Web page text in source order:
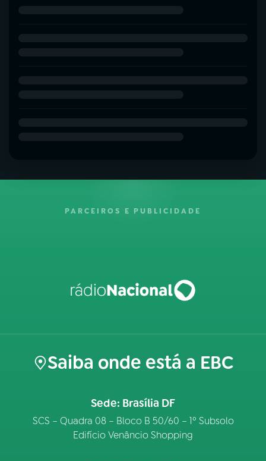
PARCEIROS E PUBLICIDADE
Saiba onde está a EBC
Sede: Brasília DF
SCS – Quadra 08 – Bloco B 50/60 – 1º Subsolo
Edifício Venâncio Shopping